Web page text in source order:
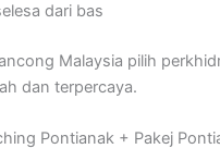
dari bas
Malaysia pilih
dan terpercaya.
Pontianak + Pakej